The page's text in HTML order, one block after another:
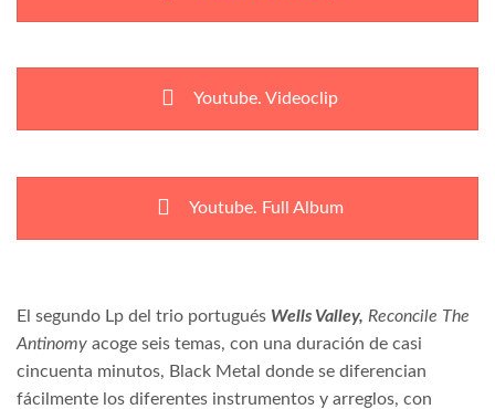
Youtube. Videoclip
Youtube. Full Album
El segundo Lp del trio portugués Wells Valley, Reconcile The
Antinomy acoge seis temas, con una duración de casi
cincuenta minutos, Black Metal donde se diferencian
fácilmente los diferentes instrumentos y arreglos, con